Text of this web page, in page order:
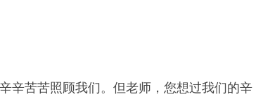
辛苦苦照顾我们。但老师，您想过我们的辛